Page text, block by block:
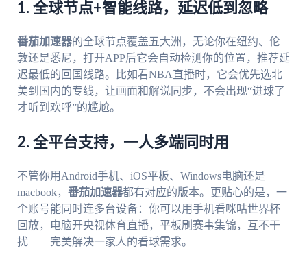
1. 全球节点+智能线路，延迟低到忽略
番茄加速器的全球节点覆盖五大洲，无论你在纽约、伦
敦还是悉尼，打开APP后它会自动检测你的位置，推荐延
迟最低的回国线路。比如看NBA直播时，它会优先选北
美到国内的专线，让画面和解说同步，不会出现“进球了
才听到欢呼”的尴尬。
2. 全平台支持，一人多端同时用
不管你用Android手机、iOS平板、Windows电脑还是
macbook， 番茄加速器都有对应的版本。更贴心的是，一
个账号能同时连多台设备：你可以用手机看咪咕世界杯
回放，电脑开央视体育直播，平板刷赛事集锦，互不干
扰——完美解决一家人的看球需求。